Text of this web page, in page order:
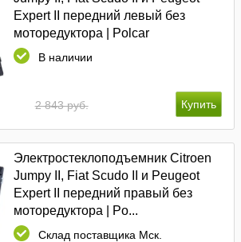
Expert II передний левый без
моторедуктора | Polcar
В наличии
2 843 руб.
Электростеклоподъемник Citroen
Jumpy II, Fiat Scudo II и Peugeot
Expert II передний правый без
моторедуктора | Po...
Склад поставщика Мск.